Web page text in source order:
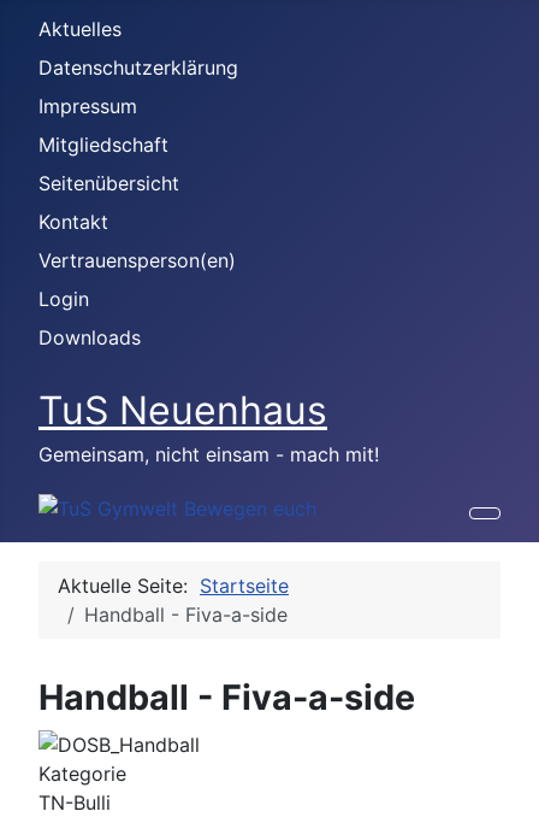
Aktuelles
Datenschutzerklärung
Impressum
Mitgliedschaft
Seitenübersicht
Kontakt
Vertrauensperson(en)
Login
Downloads
TuS Neuenhaus
Gemeinsam, nicht einsam - mach mit!
Aktuelle Seite: Startseite
Handball - Fiva-a-side
Handball - Fiva-a-side
Kategorie
TN-Bulli